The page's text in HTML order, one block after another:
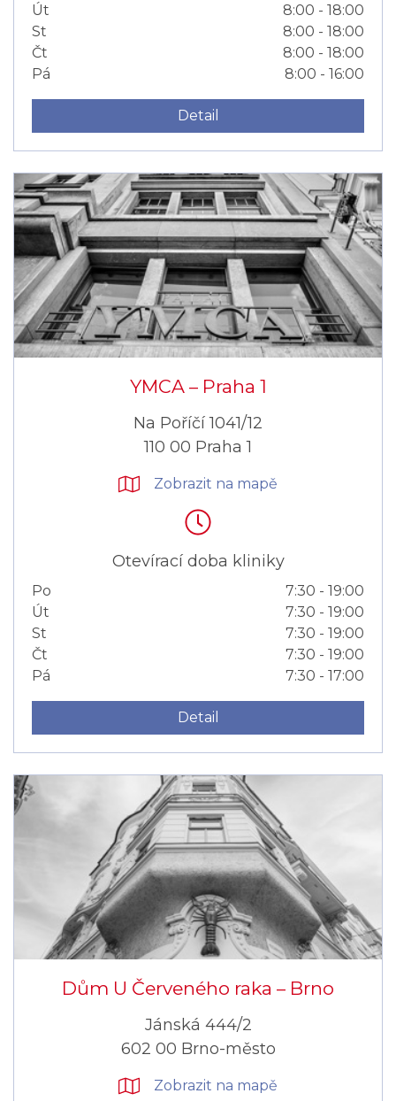
Út
8:00 - 18:00
St
8:00 - 18:00
Čt
8:00 - 18:00
Pá
8:00 - 16:00
Detail
YMCA –⁠⁠⁠⁠⁠⁠ Praha 1
Na Poříčí 1041/12
110 00 Praha 1
Zobrazit na mapě
Otevírací doba kliniky
Po
7:30 - 19:00
Út
7:30 - 19:00
St
7:30 - 19:00
Čt
7:30 - 19:00
Pá
7:30 - 17:00
Detail
Dům U Červeného raka –⁠⁠⁠⁠⁠⁠ Brno
Jánská 444/2
602 00 Brno-město
Zobrazit na mapě